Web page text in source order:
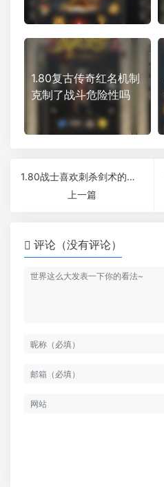
1.80复古传奇红名机制
克制了战斗危险性吗
1.80战士喜欢刺杀剑术的原因是什么
上一篇
评论（没有评论）